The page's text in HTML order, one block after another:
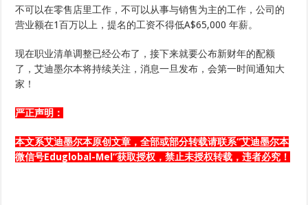
不可以在零售店里工作，不可以从事与销售为主的工作，公司的
营业额在1百万以上，提名的工资不得低A$65,000 年薪。
现在职业清单调整已经公布了，接下来就要公布新财年的配额
了，艾迪墨尔本将持续关注，消息一旦发布，会第一时间通知大
家！
严正声明：
本文系艾迪墨尔本原创文章 ，全部或部分转载请联系“艾迪墨尔本
微信号Eduglobal-Mel”获取授权，禁止未授权转载，违者必究！